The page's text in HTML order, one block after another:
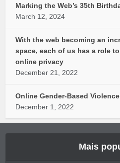
Marking the Web’s 35th
March 12, 2024
With the web becoming an
space, each of us has a role
online privacy
December 21, 2022
Online Gender-Based
December 1, 2022
Mais